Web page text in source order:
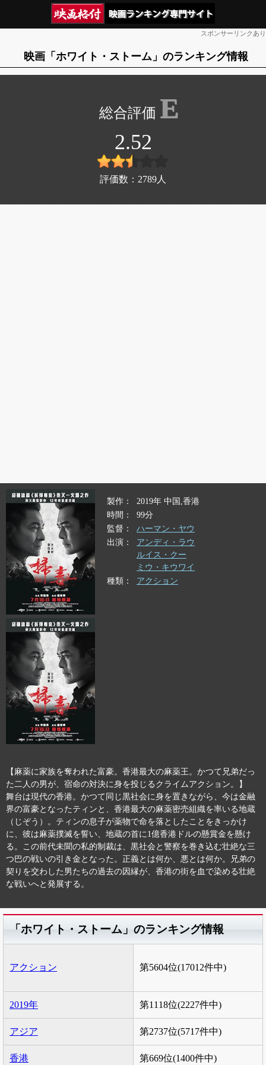
スポンサーリンクあり
映画「ホワイト・ストーム」のランキング情報
E
2.52
評価数： 2789 人
製作
2019年 中国,香港
時間
99分
監督
ハーマン・ヤウ
出演
アンディ・ラウ
ルイス・クー
ミウ・キウワイ
種類
アクション
【麻薬に家族を奪われた富豪。香港最大の麻薬王。かつて兄弟だっ
た二人の男が、宿命の対決に身を投じるクライムアクション。】
舞台は現代の香港。かつて同じ黒社会に身を置きながら、今は金融
界の富豪となったティンと、香港最大の麻薬密売組織を率いる地蔵
（じぞう）。ティンの息子が薬物で命を落としたことをきっかけ
に、彼は麻薬撲滅を誓い、地蔵の首に1億香港ドルの懸賞金を懸け
る。この前代未聞の私的制裁は、黒社会と警察を巻き込む壮絶な三
つ巴の戦いの引き金となった。正義とは何か、悪とは何か。兄弟の
契りを交わした男たちの過去の因縁が、香港の街を血で染める壮絶
な戦いへと発展する。
「ホワイト・ストーム」のランキング情報
アクション 第5604位(17012件中)
2019年 第1118位(2227件中)
アジア 第2737位(5717件中)
香港 第669位(1400件中)